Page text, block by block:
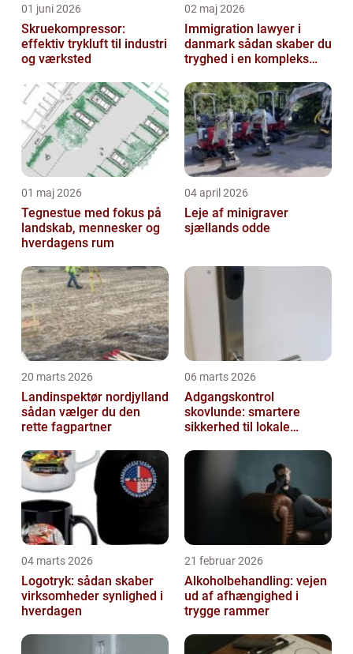
01 juni 2026
Skruekompressor:
effektiv trykluft til industri
og værksted
02 maj 2026
Immigration lawyer i
danmark sådan skaber du
tryghed i en kompleks
01 maj 2026
Tegnestue med fokus på
landskab, mennesker og
hverdagens rum
04 april 2026
Leje af minigraver
sjællands odde
20 marts 2026
Landinspektør nordjylland
sådan vælger du den
rette fagpartner
06 marts 2026
Adgangskontrol
skovlunde: smartere
sikkerhed til lokale
04 marts 2026
Logotryk: sådan skaber
virksomheder synlighed i
hverdagen
21 februar 2026
Alkoholbehandling: vejen
ud af afhængighed i
trygge rammer